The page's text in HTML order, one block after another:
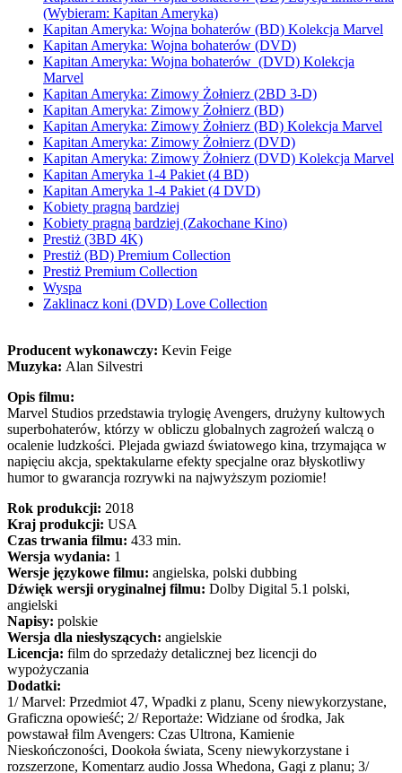
(Wybieram: Kapitan Ameryka)
Kapitan Ameryka: Wojna bohaterów (BD) Kolekcja Marvel
Kapitan Ameryka: Wojna bohaterów (DVD)
Kapitan Ameryka: Wojna bohaterów (DVD) Kolekcja
Marvel
Kapitan Ameryka: Zimowy Żołnierz (2BD 3-D)
Kapitan Ameryka: Zimowy Żołnierz (BD)
Kapitan Ameryka: Zimowy Żołnierz (BD) Kolekcja Marvel
Kapitan Ameryka: Zimowy Żołnierz (DVD)
Kapitan Ameryka: Zimowy Żołnierz (DVD) Kolekcja Marvel
Kapitan Ameryka 1-4 Pakiet (4 BD)
Kapitan Ameryka 1-4 Pakiet (4 DVD)
Kobiety pragną bardziej
Kobiety pragną bardziej (Zakochane Kino)
Prestiż (3BD 4K)
Prestiż (BD) Premium Collection
Prestiż Premium Collection
Wyspa
Zaklinacz koni (DVD) Love Collection
Producent wykonawczy: Kevin Feige
Muzyka: Alan Silvestri
Opis filmu:
Marvel Studios przedstawia trylogię Avengers, drużyny kultowych
superbohaterów, którzy w obliczu globalnych zagrożeń walczą o
ocalenie ludzkości. Plejada gwiazd światowego kina, trzymająca w
napięciu akcja, spektakularne efekty specjalne oraz błyskotliwy
humor to gwarancja rozrywki na najwyższym poziomie!
Rok produkcji: 2018
Kraj produkcji: USA
Czas trwania filmu: 433 min.
Wersja wydania: 1
Wersje językowe filmu: angielska, polski dubbing
Dźwięk wersji oryginalnej filmu: Dolby Digital 5.1 polski,
angielski
Napisy: polskie
Wersja dla niesłyszących: angielskie
Licencja: film do sprzedaży detalicznej bez licencji do
wypożyczania
Dodatki:
1/ Marvel: Przedmiot 47, Wpadki z planu, Sceny niewykorzystane,
Graficzna opowieść; 2/ Reportaże: Widziane od środka, Jak
powstawał film Avengers: Czas Ultrona, Kamienie
Nieskończoności, Dookoła świata, Sceny niewykorzystane i
rozszerzone, Komentarz audio Jossa Whedona, Gagi z planu; 3/